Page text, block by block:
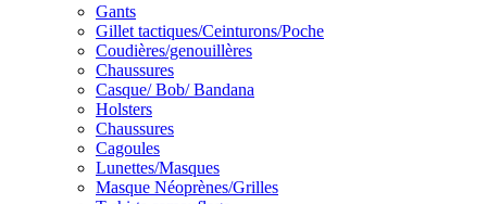
Gants
Gillet tactiques/Ceinturons/Poche
Coudières/genouillères
Chaussures
Casque/ Bob/ Bandana
Holsters
Chaussures
Cagoules
Lunettes/Masques
Masque Néoprènes/Grilles